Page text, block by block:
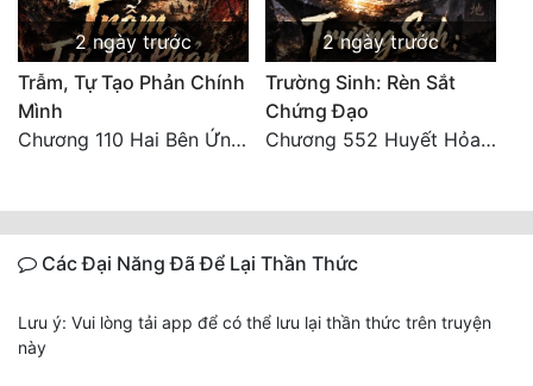
2 ngày trước
Trẫm, Tự Tạo Phản Chính
Mình
Chương 110 Hai Bên Ứng Phó
2 ngày trước
Trường Sinh: Rèn Sắt
Chứng Đạo
Chương 552 Huyết Hỏa Độn Hư, nhân quả chưa dứt
Các Đại Năng Đã Để Lại Thần Thức
Lưu ý: Vui lòng tải app để có thể lưu lại thần thức trên truyện
này